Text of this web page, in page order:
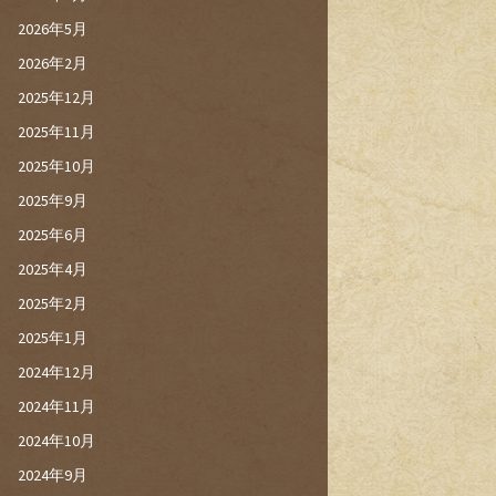
2026年5月
2026年2月
2025年12月
2025年11月
2025年10月
2025年9月
2025年6月
2025年4月
2025年2月
2025年1月
2024年12月
2024年11月
2024年10月
2024年9月